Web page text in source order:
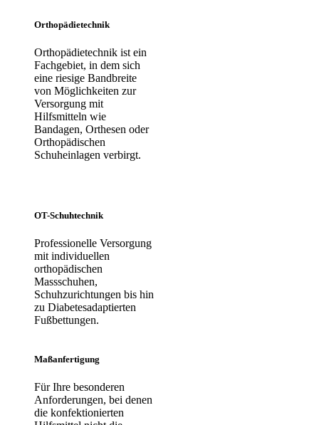
Orthopädietechnik
Orthopädietechnik ist ein
Fachgebiet, in dem sich
eine riesige Bandbreite
von Möglichkeiten zur
Versorgung mit
Hilfsmitteln wie
Bandagen, Orthesen oder
Orthopädischen
Schuheinlagen verbirgt.
OT-Schuhtechnik
Professionelle Versorgung
mit individuellen
orthopädischen
Massschuhen,
Schuhzurichtungen bis hin
zu Diabetesadaptierten
Fußbettungen.
Maßanfertigung
Für Ihre besonderen
Anforderungen, bei denen
die konfektionierten